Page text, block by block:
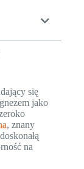
się
jako
, znany
na